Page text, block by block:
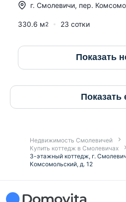
г. Смолевичи, пер.
330.6 м2 23 сотки
Показать
Показать
Недвижимость Смолевичей
Купить коттедж в Смолевичах
3-этажный коттедж, г.
Комсомольский, д. 12